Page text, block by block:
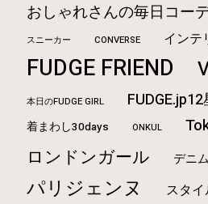
おしゃれさんの毎日コー
スニーカー CONVERSE インテ
FUDGE FRIEND
本日のFUDGE GIRL
着まわし30days ONKUL
ロンドンガール デニム
パリジェンヌ スタ